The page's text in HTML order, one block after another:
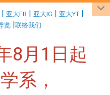
| 亚大FB | 亚大IG | 亚大YT |
览 |联络我们
8月1日起
系，